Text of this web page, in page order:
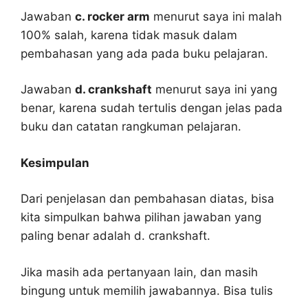
Jawaban c. rocker arm menurut saya ini malah
100% salah, karena tidak masuk dalam
pembahasan yang ada pada buku pelajaran.
Jawaban d. crankshaft menurut saya ini yang
benar, karena sudah tertulis dengan jelas pada
buku dan catatan rangkuman pelajaran.
Kesimpulan
Dari penjelasan dan pembahasan diatas, bisa
kita simpulkan bahwa pilihan jawaban yang
paling benar adalah d. crankshaft.
Jika masih ada pertanyaan lain, dan masih
bingung untuk memilih jawabannya. Bisa tulis